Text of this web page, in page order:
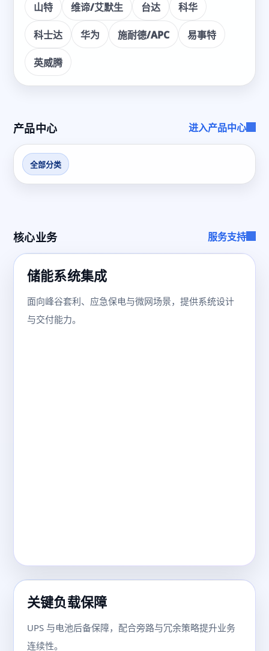
山特 维谛/艾默生 台达 科华
科士达 华为 施耐德/APC 易事特
英威腾
产品中心 进入产品中心
全部分类
核心业务 服务支持
储能系统集成
面向峰谷套利、应急保电与微网场景，提供系统设计
与交付能力。
关键负载保障
UPS 与电池后备保障，配合旁路与冗余策略提升业务
连续性。